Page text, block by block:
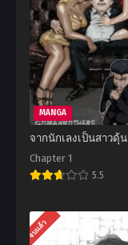
MANGA
จากนักเลงเป็นสาวดุ้น
Chapter 1
5.5
จบแล้ว